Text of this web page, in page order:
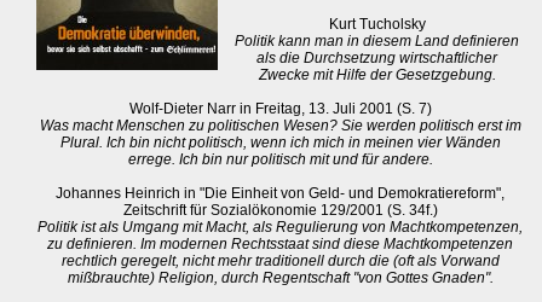
Kurt Tucholsky
Politik kann man in diesem Land definieren
als die Durchsetzung wirtschaftlicher
Zwecke mit Hilfe der Gesetzgebung.
Wolf-Dieter Narr in Freitag, 13. Juli 2001 (S. 7)
Was macht Menschen zu politischen Wesen? Sie werden politisch erst im
Plural. Ich bin nicht politisch, wenn ich mich in meinen vier Wänden
errege. Ich bin nur politisch mit und für andere.
Johannes Heinrich in "Die Einheit von Geld- und Demokratiereform",
Zeitschrift für Sozialökonomie 129/2001 (S. 34f.)
Politik ist als Umgang mit Macht, als Regulierung von Machtkompetenzen,
zu definieren. Im modernen Rechtsstaat sind diese Machtkompetenzen
rechtlich geregelt, nicht mehr traditionell durch die (oft als Vorwand
mißbrauchte) Religion, durch Regentschaft "von Gottes Gnaden".